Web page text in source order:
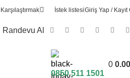
Karşılaştırmak İstek listesiGiriş Yap / Kayıt
Randevu Al
0850 511 1501
0 0.00